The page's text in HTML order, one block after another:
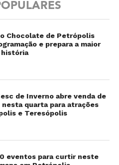
Chocolate de Petrópolis
e prepara a maior
história
de Inverno abre venda de
nesta quarta para atrações
e Teresópolis
eventos para curtir neste